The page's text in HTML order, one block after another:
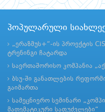
პოპულარული
„ერაზმუს+“-ის პროექტის
ტრენინგი ჩატარდა
საერთაშორისო კომპანია
ბსუ-ში განათლების
გაიმართა
სამეცნიერო სემინარი
მათემატიკური საფუძვლები“